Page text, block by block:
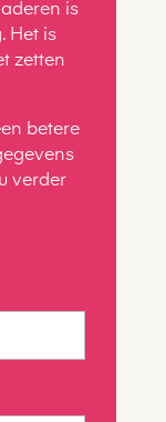
is
Het is
zetten
betere
verder